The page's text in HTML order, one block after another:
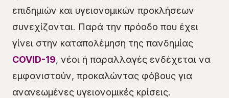
επιδημιών και υγειονομικών προκλήσεων
συνεχίζονται. Παρά την πρόοδο που έχει
γίνει στην καταπολέμηση της πανδημίας
COVID-19, νέοι ή παραλλαγές ενδέχεται να
εμφανιστούν, προκαλώντας φόβους για
ανανεωμένες υγειονομικές κρίσεις.